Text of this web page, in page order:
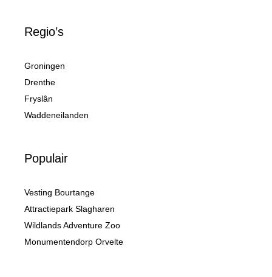
Regio’s
Groningen
Drenthe
Fryslân
Waddeneilanden
Populair
Vesting Bourtange
Attractiepark Slagharen
Wildlands Adventure Zoo
Monumentendorp Orvelte